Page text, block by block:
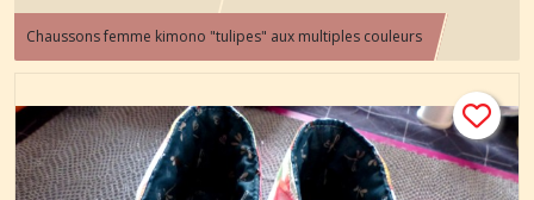
Chaussons femme kimono "tulipes" aux multiples couleurs